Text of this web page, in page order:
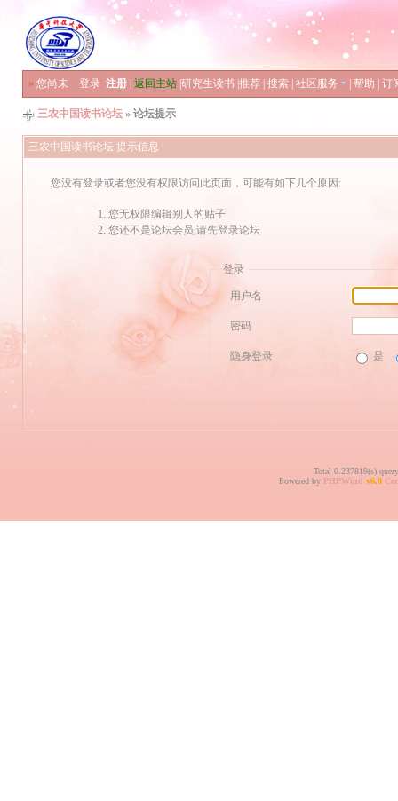
» 您尚未 登录 注册 返回主站 研究生读书 推荐 搜索 社区服务 帮助 订
三农中国读书论坛 » 论坛提示
三农中国读书论坛 提示信息
您没有登录或者您没有权限访问此页面，可能有如下几个原因:
您无权限编辑别人的贴子
您还不是论坛会员,请先登录论坛
登录
用户名
密码
隐身登录 是
Total 0.237819(s)
Powered by PHPWind v6.0